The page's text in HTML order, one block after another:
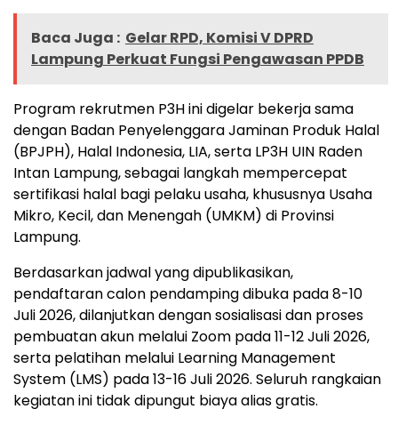
Baca Juga : Gelar RPD, Komisi V DPRD
Lampung Perkuat Fungsi Pengawasan PPDB
Program rekrutmen P3H ini digelar bekerja sama
dengan Badan Penyelenggara Jaminan Produk Halal
(BPJPH), Halal Indonesia, LIA, serta LP3H UIN Raden
Intan Lampung, sebagai langkah mempercepat
sertifikasi halal bagi pelaku usaha, khususnya Usaha
Mikro, Kecil, dan Menengah (UMKM) di Provinsi
Lampung.
Berdasarkan jadwal yang dipublikasikan,
pendaftaran calon pendamping dibuka pada 8-10
Juli 2026, dilanjutkan dengan sosialisasi dan proses
pembuatan akun melalui Zoom pada 11-12 Juli 2026,
serta pelatihan melalui Learning Management
System (LMS) pada 13-16 Juli 2026. Seluruh rangkaian
kegiatan ini tidak dipungut biaya alias gratis.